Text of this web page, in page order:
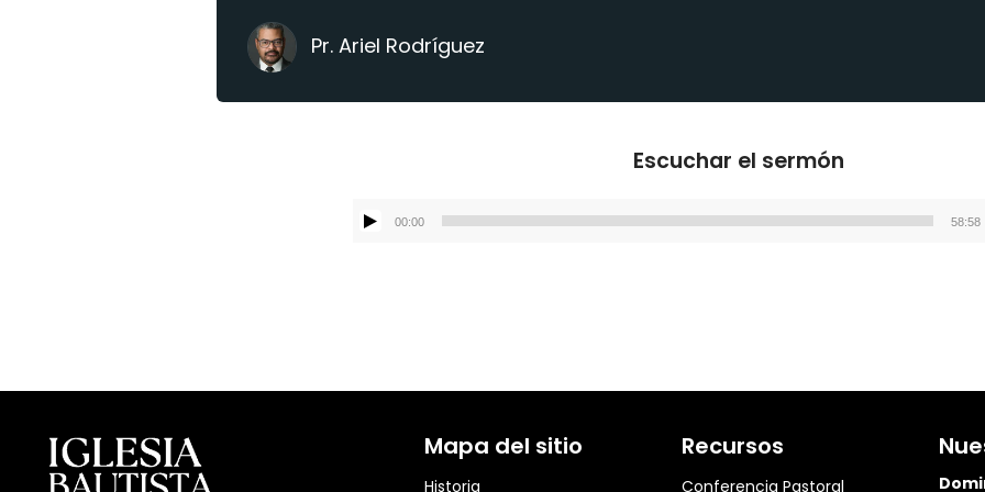
Pr. Ariel Rodríguez
Escuchar el sermón
Reproductor
00:00 58:58
Mapa del sitio
Historia
Recursos
Conferencia Pastoral